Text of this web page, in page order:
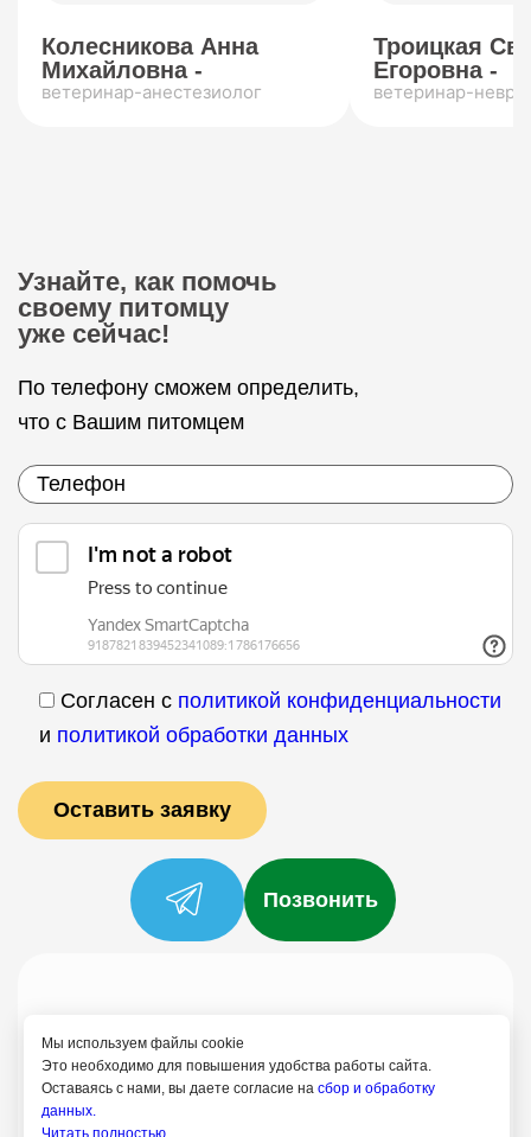
Колесникова Анна
Михайловна -
ветеринар-анестезиолог
Троицкая
Егоровна -
ветеринар-
Узнайте, как помочь
своему питомцу
уже сейчас!
По телефону сможем определить,
что с Вашим питомцем
Согласен с политикой конфиденциальности
и политикой обработки данных
Мы используем файлы cookie
Это необходимо для повышения удобства работы сайта.
Оставаясь с нами, вы даете согласие на сбор и обработку
данных.
Читать полностью
Позвонить
Политика конфиденциальности
Согласие на обработку